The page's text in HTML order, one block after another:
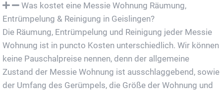
Was kostet eine Messie Wohnung Räumung,
Entrümpelung & Reinigung in Geislingen?
Die Räumung, Entrümpelung und Reinigung jeder Messie
Wohnung ist in puncto Kosten unterschiedlich. Wir können
keine Pauschalpreise nennen, denn der allgemeine
Zustand der Messie Wohnung ist ausschlaggebend, sowie
der Umfang des Gerümpels, die Größe der Wohnung und